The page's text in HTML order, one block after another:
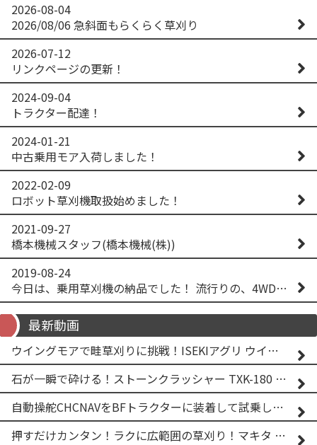
2026-08-04
2026/08/06 急斜面もらくらく草刈り
2026-07-12
リンクページの更新！
2024-09-04
トラクター配達！
2024-01-21
中古乗用モア入荷しました！
2022-02-09
ロボット草刈機取扱始めました！
2021-09-27
橋本機械スタッフ(橋本機械(株))
2019-08-24
今日は、乗用草刈機の納品でした！ 流行りの、4WD！ #イセキアグリ #オーレック #四駆 #増税間近
最新動画
ウイングモアで畦草刈りに挑戦！ISEKIアグリ ウイングモア WM746AF
石が一瞬で砕ける！ストーンクラッシャー TXK-180 実演
自動操舵CHCNAVをBFトラクターに装着して試乗してみた！！ CHCNAV NX610
押すだけカンタン！ラクに広範囲の草刈り！マキタ バッテリー式草刈り機 MUG001G 2